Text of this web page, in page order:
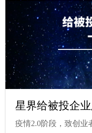
星界给被投企
疫情2.0阶段，致创业